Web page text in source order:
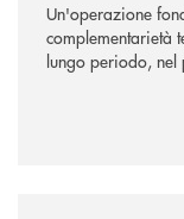
Un'operazione
complementarietà
lungo periodo, nel
negoziazione